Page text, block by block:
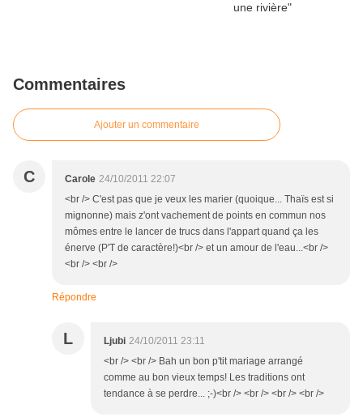
Commentaires
Ajouter un commentaire
C Carole 24/10/2011 22:07
<br /> C'est pas que je veux les marier (quoique... Thaïs est si
mignonne) mais z'ont vachement de points en commun nos
mômes entre le lancer de trucs dans l'appart quand ça les
énerve (P'T de caractère!)<br /> et un amour de l'eau...<br />
<br /> <br />
Répondre
L Ljubi 24/10/2011 23:11
<br /> <br /> Bah un bon p'tit mariage arrangé
comme au bon vieux temps! Les traditions ont
tendance à se perdre... ;-)<br /> <br /> <br /> <br />